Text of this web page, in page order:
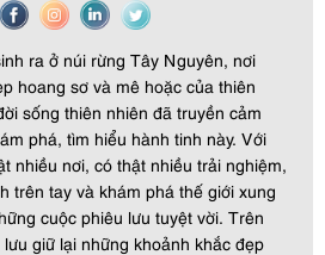
ra ở núi rừng Tây Nguyên, nơi
hoang sơ và mê hoặc của thiên
sống thiên nhiên đã truyền cảm
phá, tìm hiểu hành tinh này. Với
nhiều nơi, có thật nhiều trải nghiệm,
trên tay và khám phá thế giới xung
cuộc phiêu lưu tuyệt vời. Trên
giữ lại những khoảnh khắc đẹp